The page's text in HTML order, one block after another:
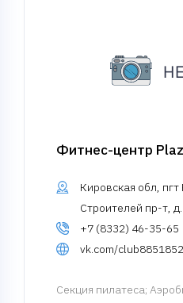
Фитнес-центр
Кировская обл,
Строителей пр-т,
+7 (8332) 46-35-65
vk.com/club8851852
Cекция пилатеса;